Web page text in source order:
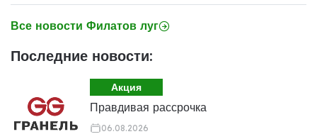
Все новости Филатов луг
Последние новости:
Акция
Правдивая рассрочка
06.08.2026